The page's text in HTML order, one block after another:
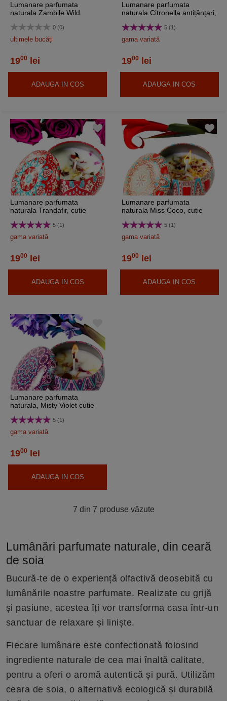
Lumanare parfumata
naturala Zambile Wild
refolosibilă 80g0 (0)
ultimele bucăți
1900 lei
ADAUGA IN COS
Lumanare parfumata
naturala Citronella antițânțari,
5 (1)
gama variată
1900 lei
ADAUGA IN COS
Lumanare parfumata
naturala Trandafir, cutie
5 (1)
gama variată
1900 lei
ADAUGA IN COS
Lumanare parfumata
naturala Miss Coco, cutie
5 (1)
gama variată
1900 lei
ADAUGA IN COS
Lumanare parfumata
naturala, Misty Violet cutie
5 (1)
gama variată
1900 lei
ADAUGA IN COS
7 din 7 produse văzute
Lumânări parfumate naturale, din ceară
de soia
Bucură-te de o experiență olfactivă deosebită cu
lumânările noastre parfumate. Realizate cu grijă
și pasiune, acestea îți vor transforma casa într-un
sanctuar de relaxare și liniște.
Fiecare lumânare este confecționată folosind
ingrediente naturale de cea mai înaltă calitate,
pentru a oferi o aromă autentică și pură. Utilizăm
ceara de soia, o alternativă ecologică și durabilă